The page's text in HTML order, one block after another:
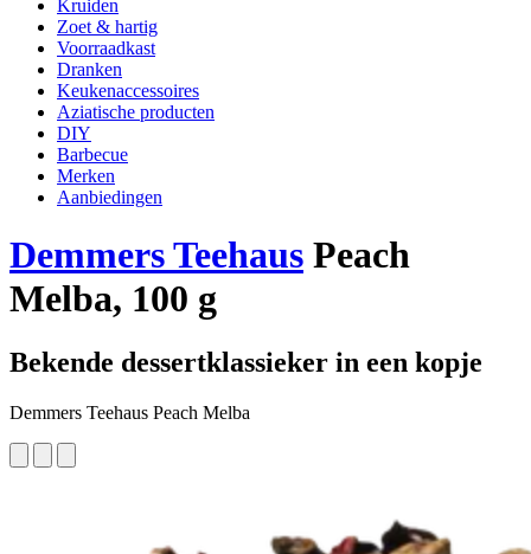
Kruiden
Zoet & hartig
Voorraadkast
Dranken
Keukenaccessoires
Aziatische producten
DIY
Barbecue
Merken
Aanbiedingen
Demmers Teehaus Peach
Melba, 100 g
Bekende dessertklassieker in een kopje
Demmers Teehaus Peach Melba